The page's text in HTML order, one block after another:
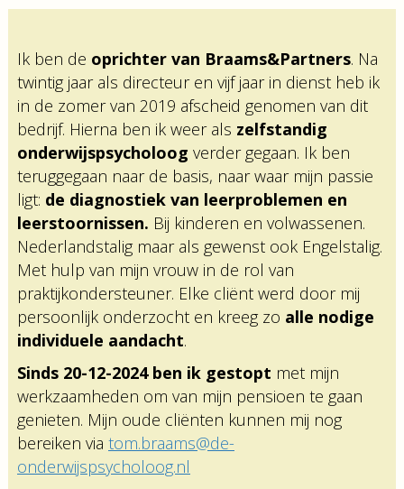
Ik ben de oprichter van Braams&Partners. Na
twintig jaar als directeur en vijf jaar in dienst heb ik
in de zomer van 2019 afscheid genomen van dit
bedrijf. Hierna ben ik weer als zelfstandig
onderwijspsycholoog verder gegaan. Ik ben
teruggegaan naar de basis, naar waar mijn passie
ligt: de diagnostiek van leerproblemen en
leerstoornissen. Bij kinderen en volwassenen.
Nederlandstalig maar als gewenst ook Engelstalig.
Met hulp van mijn vrouw in de rol van
praktijkondersteuner. Elke cliënt werd door mij
persoonlijk onderzocht en kreeg zo alle nodige
individuele aandacht.
Sinds 20-12-2024 ben ik gestopt met mijn
werkzaamheden om van mijn pensioen te gaan
genieten. Mijn oude cliënten kunnen mij nog
bereiken via tom.braams@de-
onderwijspsycholoog.nl